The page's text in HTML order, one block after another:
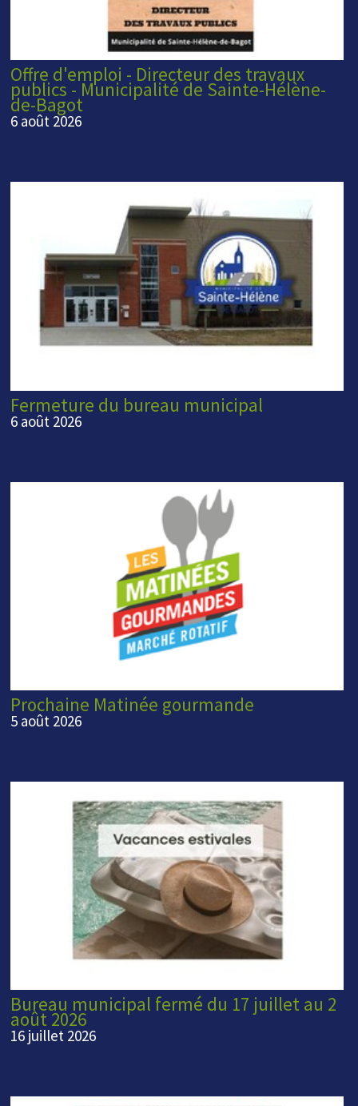
Offre d'emploi - Directeur des travaux
publics - Municipalité de Sainte-Hélène-
de-Bagot
6 août 2026
Fermeture du bureau municipal
6 août 2026
Prochaine Matinée gourmande
5 août 2026
Bureau municipal fermé du 17 juillet au 2
août 2026
16 juillet 2026